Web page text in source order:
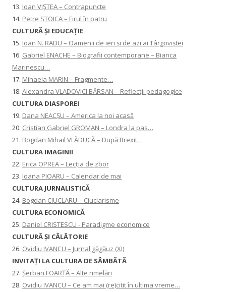
13. Ioan VIȘTEA – Contrapuncte
14. Petre STOICA – Firul în patru
CULTURĂ ŞI EDUCAŢIE
15. Ioan N. RADU – Oamenii de ieri și de azi ai Târgoviștei
16. Gabriel ENACHE – Biografii contemporane – Bianca
Marinescu…
17. Mihaela MARIN – Fragmente…
18. Alexandra VLADOVICI BÂRSAN – Reflecții pedagogice
CULTURA DIASPOREI
19. Dana NEACȘU – America la noi acasă
20. Cristian Gabriel GROMAN – Londra la pas…
21. Bogdan Mihail VLĂDUCĂ – După Brexit…
CULTURA IMAGINII
22. Erica OPREA – Lecția de zbor
23. Ioana PIOARU – Calendar de mai
CULTURA JURNALISTICĂ
24. Bogdan CIUCLARU – Ciuclarisme
CULTURA ECONOMICĂ
25. Daniel CRISTESCU - Paradigme economice
CULTURĂ ȘI CĂLĂTORIE
26. Ovidiu IVANCU – Jurnal găgăuz (XI)
INVITAŢI LA CULTURA DE SÂMBĂTĂ
27. Șerban FOARȚĂ – Alte rimelări
28. Ovidiu IVANCU – Ce am mai (re)citit în ultima vreme…